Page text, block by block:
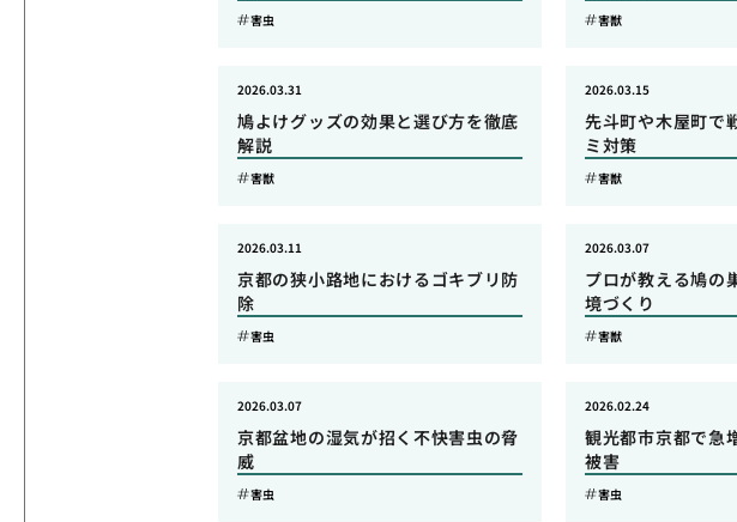
害虫 害獣
鳩よけグッズの効果と選び方を徹底
解説
2026.03.31
害獣
先斗町や木屋町で
ミ対策
2026.03.15
害獣
京都の狭小路地におけるゴキブリ防
除
2026.03.11
害虫
プロが教える鳩の
境づくり
2026.03.07
害獣
京都盆地の湿気が招く不快害虫の脅
威
2026.03.07
害虫
観光都市京都で急
被害
2026.02.24
害虫